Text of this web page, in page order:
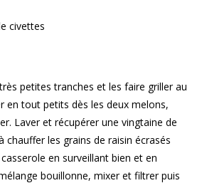
civettes
petites tranches et les faire griller au
en tout petits dès les deux melons,
Laver et récupérer une vingtaine de
chauffer les grains de raisin écrasés
en surveillant bien et en
bouillonne, mixer et filtrer puis